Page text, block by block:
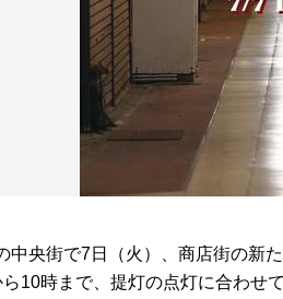
央街で7日（火）、商店街の新
10時まで、提灯の点灯に合わせ